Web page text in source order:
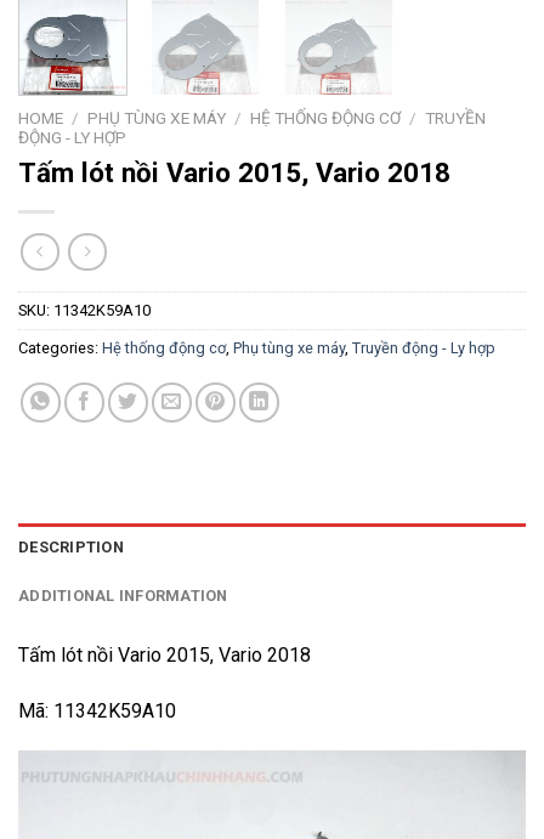
HOME / PHỤ TÙNG XE MÁY / HỆ THỐNG ĐỘNG CƠ / TRUYỀN
ĐỘNG - LY HỢP
Tấm lót nồi Vario 2015, Vario 2018
SKU: 11342K59A10
Categories: Hệ thống động cơ, Phụ tùng xe máy, Truyền động - Ly hợp
DESCRIPTION
ADDITIONAL INFORMATION
Tấm lót nồi Vario 2015, Vario 2018
Mã: 11342K59A10